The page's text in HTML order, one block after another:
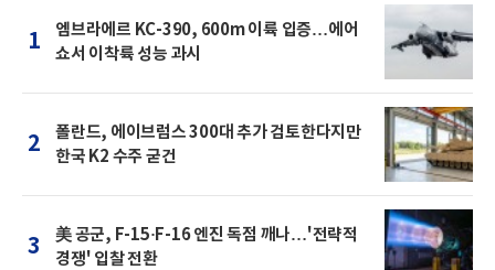
1
엠브라에르 KC-390, 600m 이륙 입증…에어
쇼서 이착륙 성능 과시
2
폴란드, 에이브럼스 300대 추가 검토한다지만
한국 K2 수주 굳건
3
美 공군, F-15·F-16 엔진 독점 깨나…'전략적
경쟁' 입찰 전환